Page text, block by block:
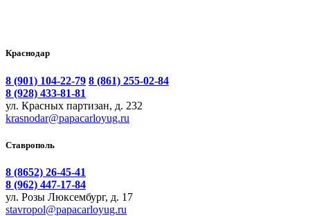
Краснодар
8 (901) 104-22-79 8 (861) 255-02-84
8 (928) 433-81-81
ул. Красных партизан, д. 232
krasnodar@papacarloyug.ru
Ставрополь
8 (8652) 26-45-41
8 (962) 447-17-84
ул. Розы Люксембург, д. 17
stavropol@papacarloyug.ru